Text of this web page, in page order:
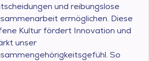
und reibungslose
ermöglichen. Diese
Kultur fördert Innovation und
unser
So